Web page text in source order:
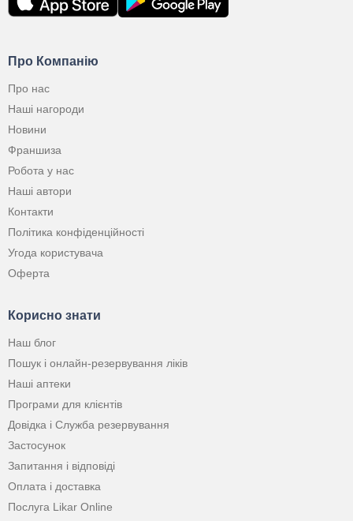
Про Компанію
Про нас
Наші нагороди
Новини
Франшиза
Робота у нас
Наші автори
Контакти
Політика конфіденційності
Угода користувача
Оферта
Корисно знати
Наш блог
Пошук і онлайн-резервування ліків
Наші аптеки
Програми для клієнтів
Довідка і Служба резервування
Застосунок
Запитання і відповіді
Оплата і доставка
Послуга Likar Online